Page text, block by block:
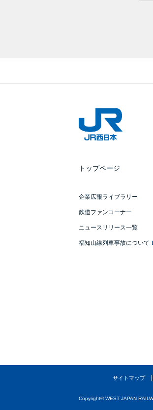
トップページ
企業広報ライブラリー
鉄道ファンコーナー
ニュースリリース一覧
福知山線列車事故について
サイトマップ
Copyright© WEST JAPAN